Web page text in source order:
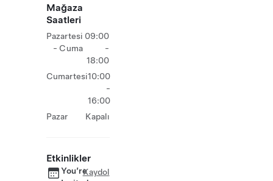
Mağaza
Saatleri
Pazartesi
- Cuma
09:00
-
18:00
Cumartesi10:00
-
16:00
Pazar
Kapalı
Etkinlikler
You’reKaydol